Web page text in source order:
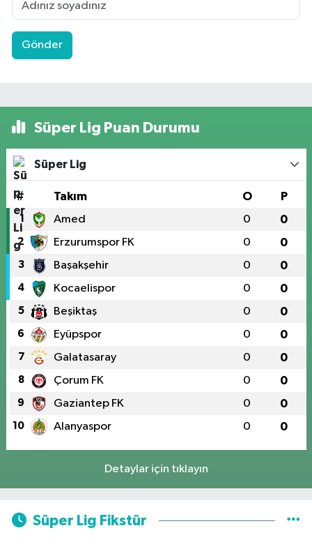
Gönder
Süper Lig Puan Durumu
Süper Lig
# Takım O P
1 Amed 0 0
2 Erzurumspor FK 0 0
3 Başakşehir 0 0
4 Kocaelispor 0 0
5 Beşiktaş 0 0
6 Eyüpspor 0 0
7 Galatasaray 0 0
8 Çorum FK 0 0
9 Gaziantep FK 0 0
10 Alanyaspor 0 0
Detaylar için tıklayın
Süper Lig Fikstür